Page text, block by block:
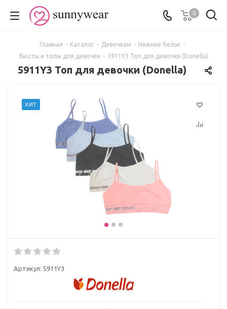
0
Главная - Каталог - Девочкам - Нижнее белье -
Бюсты и топы для девочек - 5911Y3 Топ для девочки (Donella)
5911Y3 Топ для девочки (Donella)
ХИТ
Артикул: 5911Y3